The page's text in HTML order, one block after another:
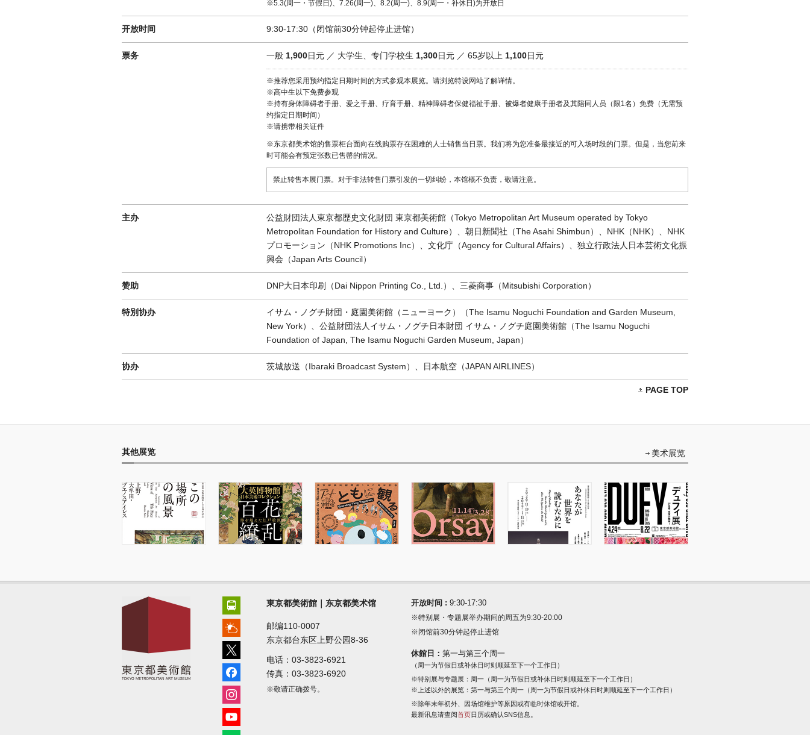
※5.3(周一・节假日)、7.26(周一)、8.2(周一)、8.9(周一・补休日)为开放日
开放时间 9:30-17:30（闭馆前30分钟起停止进馆）
票务 一般 1,900日元 ／ 大学生、专门学校生 1,300日元 ／ 65岁以上 1,100日元
※推荐您采用预约指定日期时间的方式参观本展览。请浏览特设网站了解详情。
※高中生以下免费参观
※持有身体障碍者手册、爱之手册、疗育手册、精神障碍者保健福祉手册、被爆者健康手册者及其陪同人员（限1名）免费（无需预
约指定日期时间）
※请携带相关证件
※东京都美术馆的售票柜台面向在线购票存在困难的人士销售当日票。我们将为您准备最接近的可入场时段的门票。但是，当您前来
时可能会有预定张数已售罄的情况。
禁止转售本展门票。对于非法转售门票引发的一切纠纷，本馆概不负责，敬请注意。
主办
公益財団法人東京都歴史文化財団 東京都美術館（Tokyo Metropolitan Art Museum operated by Tokyo
Metropolitan Foundation for History and Culture）、朝日新聞社（The Asahi Shimbun）、NHK（NHK）、NHK
プロモーション（NHK Promotions Inc）、文化庁（Agency for Cultural Affairs）、独立行政法人日本芸術文化振
興会（Japan Arts Council）
赞助 DNP大日本印刷（Dai Nippon Printing Co., Ltd.）、三菱商事（Mitsubishi Corporation）
特別协办
イサム・ノグチ財団・庭園美術館（ニューヨーク）（The Isamu Noguchi Foundation and Garden Museum,
New York）、公益財団法人イサム・ノグチ日本財団 イサム・ノグチ庭園美術館（The Isamu Noguchi
Foundation of Japan, The Isamu Noguchi Garden Museum, Japan）
协办 茨城放送（Ibaraki Broadcast System）、日本航空（JAPAN AIRLINES）
PAGE TOP
其他展览 美术展览
東京都美術館｜东京都美术馆
邮编110-0007
东京都台东区上野公园8-36
电话： 03-3823-6921
传真：03-3823-6920
※敬请正确拨号。
开放时间 : 9:30-17:30
※特别展・专题展举办期间的周五为9:30-20:00
※闭馆前30分钟起停止进馆
休館日： 第一与第三个周一
（周一为节假日或补休日时则顺延至下一个工作日）
※特别展与专题展：周一（周一为节假日或补休日时则顺延至下一个工作日）
※上述以外的展览：第一与第三个周一（周一为节假日或补休日时则顺延至下一个工作日）
※除年末年初外、因场馆维护等原因或有临时休馆或开馆。
最新讯息请查阅首页日历或确认SNS信息。